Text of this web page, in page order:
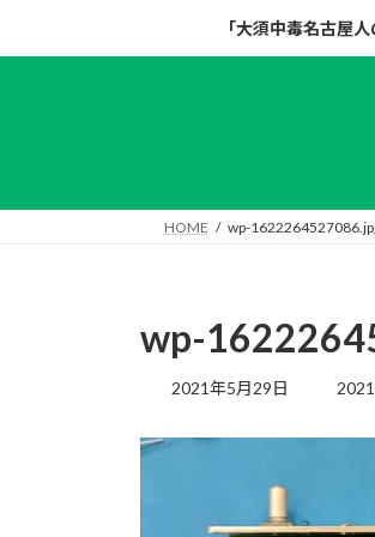
キ
に
「大須中毒名古屋
HOME wp-
wp-
2021年5月29日
最
更
: